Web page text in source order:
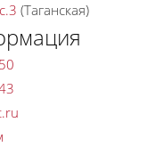
(Таганская)